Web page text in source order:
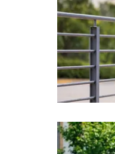
期。
按
離
開
按
鈕
可
關
閉
行